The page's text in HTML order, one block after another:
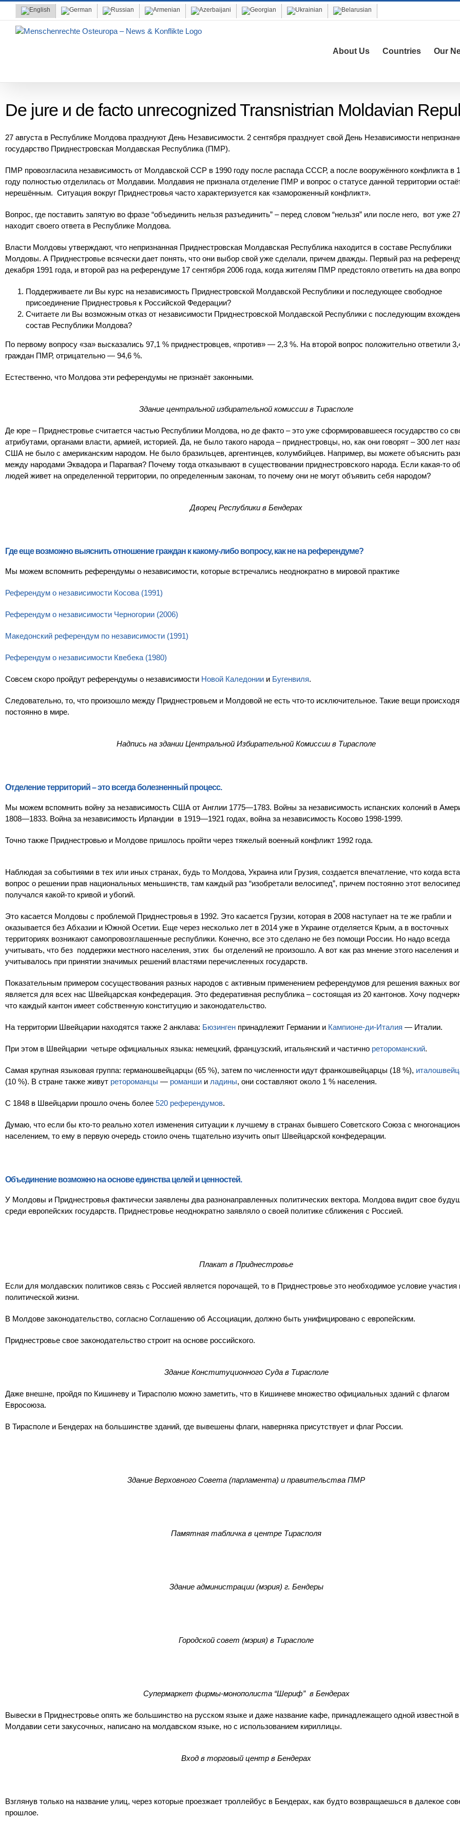
content
About Us Countries Our
De jure и de facto unrecognized Transnistrian Moldavian
27 августа в Республике Молдова празднуют День Независимости. 2 сентября празднует свой День Независимости
государство Приднестровская Молдавская Республика (ПМР).
ПМР провозгласила независимость от Молдавской ССР в 1990 году после распада СССР, а после вооружённого конфликта в
году полностью отделилась от Молдавии. Молдавия не признала отделение ПМР и вопрос о статусе данной территории
нерешённым. Ситуация вокруг Приднестровья часто характеризуется как «замороженный конфликт».
Вопрос, где поставить запятую во фразе “объединить нельзя разъединить” – перед словом “нельзя” или после него, вот уже
находит своего ответа в Республике Молдова.
Власти Молдовы утверждают, что непризнанная Приднестровская Молдавская Республика находится в составе Республики
Молдовы. А Приднестровье всячески дает понять, что они выбор свой уже сделали, причем дважды. Первый раз на
декабря 1991 года, и второй раз на референдуме 17 сентября 2006 года, когда жителям ПМР предстояло ответить на два
Поддерживаете ли Вы курс на независимость Приднестровской Молдавской Республики и последующее свободное
присоединение Приднестровья к Российской Федерации?
Считаете ли Вы возможным отказ от независимости Приднестровской Молдавской Республики с последующим
состав Республики Молдова?
По первому вопросу «за» высказались 97,1 % приднестровцев, «против» — 2,3 %. На второй вопрос положительно ответили
граждан ПМР, отрицательно — 94,6 %.
Естественно, что Молдова эти референдумы не признаёт законными.
Здание центральной избирательной комиссии в Тирасполе
Де юре – Приднестровье считается частью Республики Молдова, но де факто – это уже сформировавшееся государство со
атрибутами, органами власти, армией, историей. Да, не было такого народа – приднестровцы, но, как они говорят – 300 лет
США не было с американским народом. Не было бразильцев, аргентинцев, колумбийцев. Например, вы можете объяснить
между народами Эквадора и Парагвая? Почему тогда отказывают в существовании приднестровского народа. Если какая-то
людей живет на определенной территории, по определенным законам, то почему они не могут объявить себя народом?
Дворец Республики в Бендерах
Где еще возможно выяснить отношение граждан к какому-либо вопросу, как не на референдуме?
Мы можем вспомнить референдумы о независимости, которые встречались неоднократно в мировой практике
Референдум о независимости Косова (1991)
Референдум о независимости Черногории (2006)
Македонский референдум по независимости (1991)
Референдум о независимости Квебека (1980)
Совсем скоро пройдут референдумы о независимости Новой Каледонии и Бугенвиля.
Следовательно, то, что произошло между Приднестровьем и Молдовой не есть что-то исключительное. Такие вещи
постоянно в мире.
Надпись на здании Центральной Избирательной Комиссии в Тирасполе
Отделение территорий – это всегда болезненный процесс.
Мы можем вспомнить войну за независимость США от Англии 1775—1783. Войны за независимость испанских колоний в
1808—1833. Война за независимость Ирландии в 1919—1921 годах, война за независимость Косово 1998-1999.
Точно также Приднестровью и Молдове пришлось пройти через тяжелый военный конфликт 1992 года.
Наблюдая за событиями в тех или иных странах, будь то Молдова, Украина или Грузия, создается впечатление, что когда
вопрос о решении прав национальных меньшинств, там каждый раз “изобретали велосипед”, причем постоянно этот велосипед
получался какой-то кривой и убогий.
Это касается Молдовы с проблемой Приднестровья в 1992. Это касается Грузии, которая в 2008 наступает на те же грабли и
оказывается без Абхазии и Южной Осетии. Еще через несколько лет в 2014 уже в Украине отделяется Крым, а в восточных
территориях возникают самопровозглашенные республики. Конечно, все это сделано не без помощи России. Но надо всегда
учитывать, что без поддержки местного населения, этих бы отделений не произошло. А вот как раз мнение этого населения и
учитывалось при принятии значимых решений властями перечисленных государств.
Показательным примером сосуществования разных народов с активным применением референдумов для решения важных
является для всех нас Швейцарская конфедерация. Это федеративная республика – состоящая из 20 кантонов. Хочу
что каждый кантон имеет собственную конституцию и законодательство.
На территории Швейцарии находятся также 2 анклава: Бюзинген принадлежит Германии и Кампионе-ди-Италия — Италии.
При этом в Швейцарии четыре официальных языка: немецкий, французский, итальянский и частично ретороманский.
Самая крупная языковая группа: германошвейцарцы (65 %), затем по численности идут франкошвейцарцы (18 %),
(10 %). В стране также живут ретороманцы — романши и ладины, они составляют около 1 % населения.
С 1848 в Швейцарии прошло очень более 520 референдумов.
Думаю, что если бы кто-то реально хотел изменения ситуации к лучшему в странах бывшего Советского Союза с
населением, то ему в первую очередь стоило очень тщательно изучить опыт Швейцарской конфедерации.
Объединение возможно на основе единства целей и ценностей.
У Молдовы и Приднестровья фактически заявлены два разнонаправленных политических вектора. Молдова видит свое
среди европейских государств. Приднестровье неоднократно заявляло о своей политике сближения с Россией.
Плакат в Приднестровье
Если для молдавских политиков связь с Россией является порочащей, то в Приднестровье это необходимое условие участия
политической жизни.
В Молдове законодательство, согласно Соглашению об Ассоциации, должно быть унифицировано с европейским.
Приднестровье свое законодательство строит на основе российского.
Здание Конституционного Суда в Тирасполе
Даже внешне, пройдя по Кишиневу и Тирасполю можно заметить, что в Кишиневе множество официальных зданий с флагом
Евросоюза.
В Тирасполе и Бендерах на большинстве зданий, где вывешены флаги, наверняка присутствует и флаг России.
Здание Верховного Совета (парламента) и правительства ПМР
Памятная табличка в центре Тирасполя
Здание администрации (мэрия) г. Бендеры
Городской совет (мэрия) в Тирасполе
Супермаркет фирмы-монополиста “Шериф” в Бендерах
Вывески в Приднестровье опять же большинство на русском языке и даже название кафе, принадлежащего одной известной в
Молдавии сети закусочных, написано на молдавском языке, но с использованием кириллицы.
Вход в торговый центр в Бендерах
Взглянув только на название улиц, через которые проезжает троллейбус в Бендерах, как будто возвращаешься в далекое
прошлое.